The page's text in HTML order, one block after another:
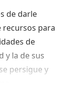
de darle
recursos para
de
y la de sus
persigue y
del